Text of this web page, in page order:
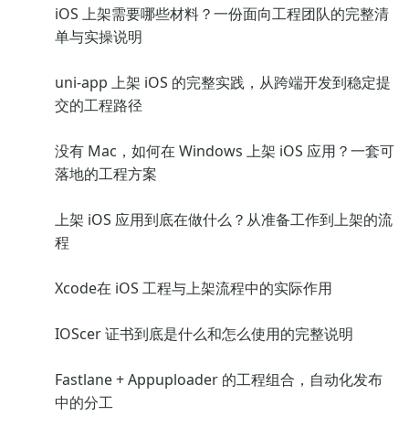
iOS 上架需要哪些材料？一份面向工程团队的完整清
单与实操说明
uni-app 上架 iOS 的完整实践，从跨端开发到稳定提
交的工程路径
没有 Mac，如何在 Windows 上架 iOS 应用？一套可
落地的工程方案
上架 iOS 应用到底在做什么？从准备工作到上架的流
程
Xcode在 iOS 工程与上架流程中的实际作用
IOScer 证书到底是什么和怎么使用的完整说明
Fastlane + Appuploader 的工程组合，自动化发布
中的分工